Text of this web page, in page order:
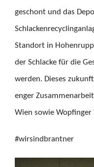
geschont und das
Standort in
der Schlacke für die
werden. Dieses
enger
Wien sowie
#wirsindbrantner